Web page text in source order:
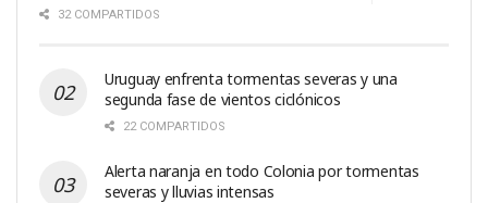
32 COMPARTIDOS
Uruguay enfrenta tormentas severas y una
segunda fase de vientos ciclónicos
22 COMPARTIDOS
Alerta naranja en todo Colonia por tormentas
severas y lluvias intensas